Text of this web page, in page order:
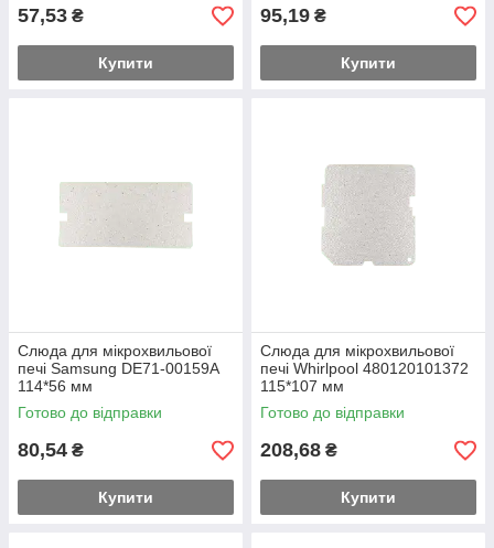
57,53 ₴
Купити
95,19 ₴
Купити
Слюда для мікрохвильової
печі Samsung DE71-00159A
114*56 мм
Готово до відправки
80,54 ₴
Купити
Слюда для мікрохвильової
печі Whirlpool 480120101372
115*107 мм
Готово до відправки
208,68 ₴
Купити